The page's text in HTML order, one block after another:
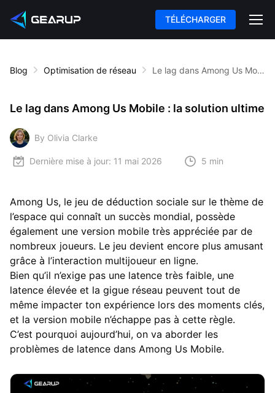
TÉLÉCHARGER
Blog Optimisation de réseau Le lag dans Among Us Mobile : la solution ultime
Le lag dans Among Us Mobile : la solution ultime
By Olivia Clarke
Dernière mise à jour: 11 mai 2026 5 min
Among Us, le jeu de déduction sociale sur le thème de
l’espace qui connaît un succès mondial, possède
également une version mobile très appréciée par de
nombreux joueurs. Le jeu devient encore plus amusant
grâce à l’interaction multijoueur en ligne.
Bien qu’il n’exige pas une latence très faible, une
latence élevée et la gigue réseau peuvent tout de
même impacter ton expérience lors des moments clés,
et la version mobile n’échappe pas à cette règle.
C’est pourquoi aujourd’hui, on va aborder les
problèmes de latence dans Among Us Mobile.